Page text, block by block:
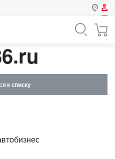
меня на этом
к списку